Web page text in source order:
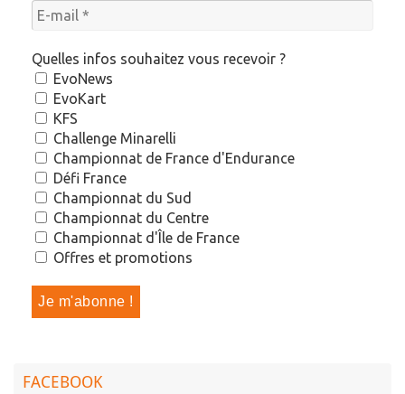
Quelles infos souhaitez vous recevoir ?
EvoNews
EvoKart
KFS
Challenge Minarelli
Championnat de France d'Endurance
Défi France
Championnat du Sud
Championnat du Centre
Championnat d'Île de France
Offres et promotions
FACEBOOK